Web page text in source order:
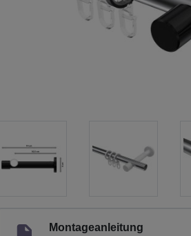
Montageanleitung